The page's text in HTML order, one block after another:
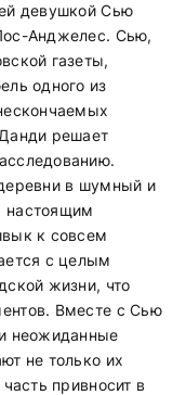
девушкой Сью
Анджелес. Сью,
газеты,
одного из
решает
в шумный и
настоящим
к совсем
с целым
жизни, что
Вместе с Сью
неожиданные
не только их
привносит в